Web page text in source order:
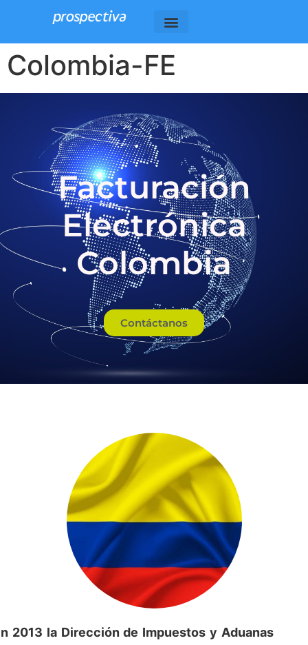
Colombia-FE
Facturación
Electrónica
Colombia
Contáctanos
2013 la Dirección de Impuestos y Aduanas